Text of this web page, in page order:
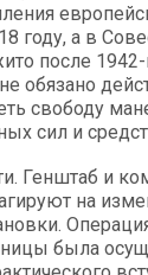
году, а в
после
обязано
свободу
сил и
Генштаб и
на
была